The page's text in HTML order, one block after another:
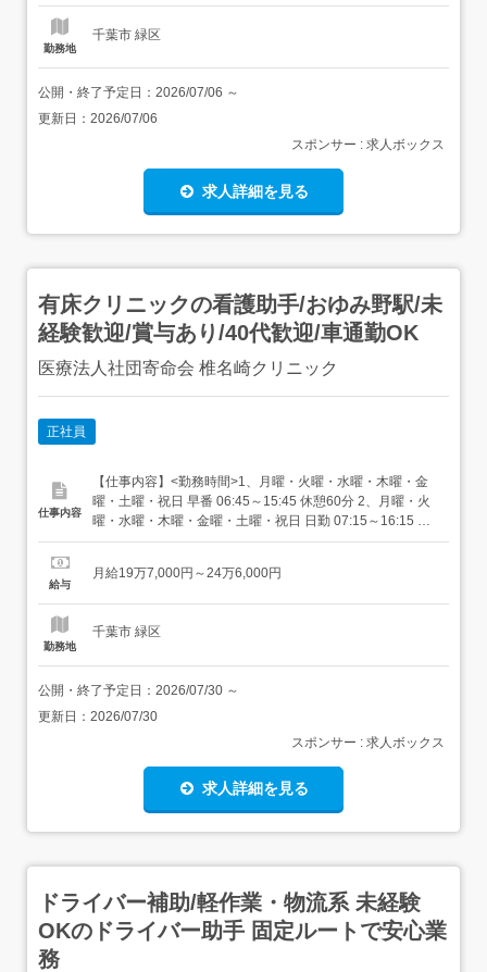
勤務地
千葉市 緑区
公開・終了予定日： 2026/07/06 ～
更新日： 2026/07/06
スポンサー : 求人ボックス
求人詳細を見る
有床クリニックの看護助手/おゆみ野駅/未
経験歓迎/賞与あり/40代歓迎/車通勤OK
医療法人社団寄命会 椎名崎クリニック
正社員
仕事内容
【仕事内容】<勤務時間>1、月曜・火曜・水曜・木曜・金
曜・土曜・祝日 早番 06:45～15:45 休憩60分 2、月曜・火
曜・水曜・木曜・金曜・土曜・祝日 日勤 07:15～16:15 休
憩60分 3、月曜・火曜・水曜・木曜・金曜・土曜・祝日 遅
246,000円<全員に支給> 調整手当:10,000円...
給与
月給19万7,000円～24万6,000円
勤務地
千葉市 緑区
公開・終了予定日： 2026/07/30 ～
更新日： 2026/07/30
スポンサー : 求人ボックス
求人詳細を見る
ドライバー補助/軽作業・物流系 未経験
OKのドライバー助手 固定ルートで安心業
務